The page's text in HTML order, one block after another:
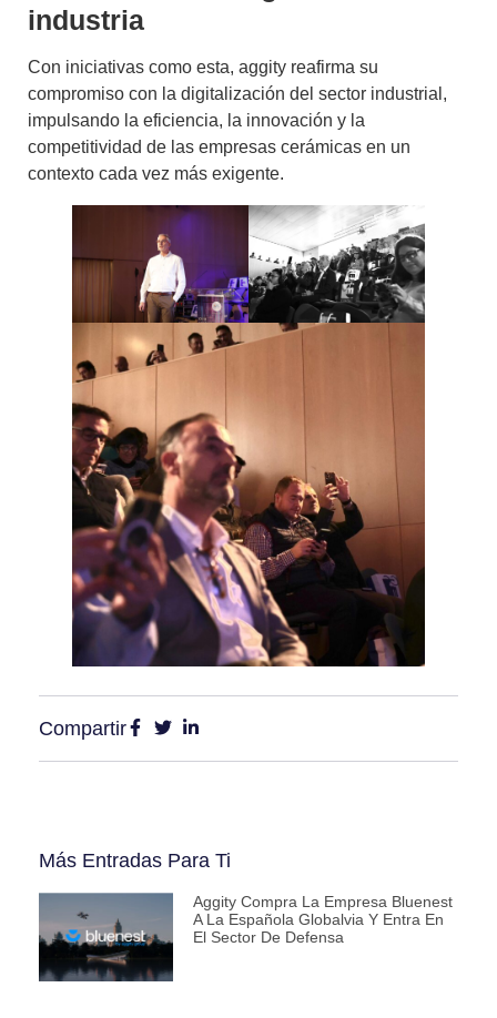
industria
Con iniciativas como esta, aggity reafirma su
compromiso con la digitalización del sector industrial ,
impulsando la eficiencia, la innovación y la
competitividad de las empresas cerámicas en un
contexto cada vez más exigente.
Compartir
Más Entradas Para Ti
Aggity Compra La Empresa Bluenest
A La Española Globalvia Y Entra En
El Sector De Defensa